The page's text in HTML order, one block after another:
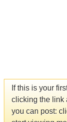
If this is your
clicking the link
you can post: